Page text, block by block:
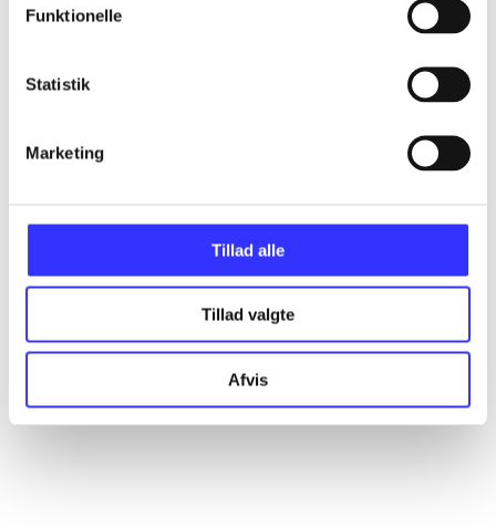
Funktionelle
Statistik
Marketing
Tillad alle
Tillad valgte
Afvis
...
...